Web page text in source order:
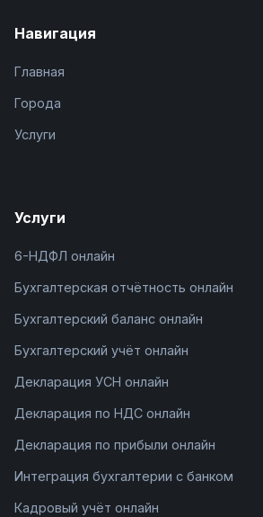
Навигация
Главная
Города
Услуги
Услуги
6-НДФЛ онлайн
Бухгалтерская отчётность онлайн
Бухгалтерский баланс онлайн
Бухгалтерский учёт онлайн
Декларация УСН онлайн
Декларация по НДС онлайн
Декларация по прибыли онлайн
Интеграция бухгалтерии с банком
Кадровый учёт онлайн